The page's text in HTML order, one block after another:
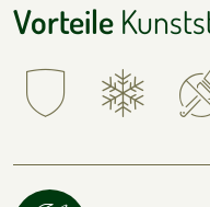
Vorteile